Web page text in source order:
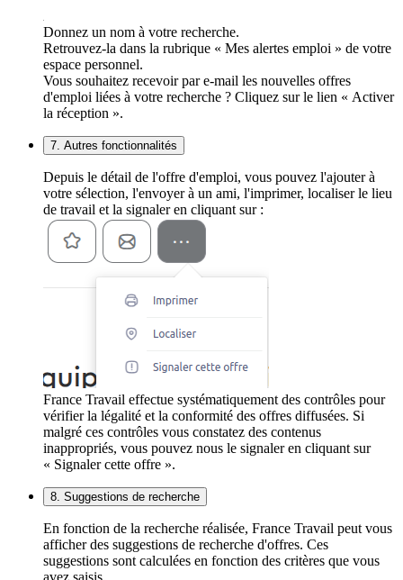
Donnez un nom à votre recherche.
Retrouvez-la dans la rubrique « Mes alertes emploi » de votre
espace personnel.
Vous souhaitez recevoir par e-mail les nouvelles offres
d'emploi liées à votre recherche ? Cliquez sur le lien « Activer
la réception ».
7. Autres fonctionnalités
Depuis le détail de l'offre d'emploi, vous pouvez l'ajouter à
votre sélection, l'envoyer à un ami, l'imprimer, localiser le lieu
de travail et la signaler en cliquant sur :
France Travail effectue systématiquement des contrôles pour
vérifier la légalité et la conformité des offres diffusées. Si
malgré ces contrôles vous constatez des contenus
inappropriés, vous pouvez nous le signaler en cliquant sur
« Signaler cette offre ».
8. Suggestions de recherche
En fonction de la recherche réalisée, France Travail peut vous
afficher des suggestions de recherche d'offres. Ces
suggestions sont calculées en fonction des critères que vous
avez saisis.